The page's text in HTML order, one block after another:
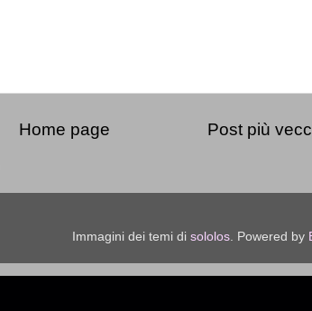
Post più
Home page
Immagini dei temi di sololos . Powered by